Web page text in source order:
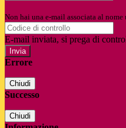
Non hai una e-mail associata al
E-mail inviata, si prega di
Errore
Chiudi
Successo
Chiudi